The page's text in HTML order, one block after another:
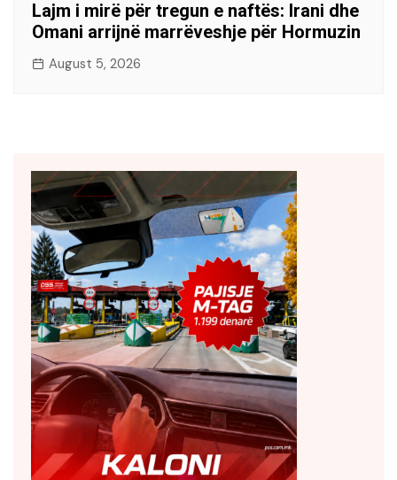
Lajm i mirë për tregun e naftës: Irani dhe
Omani arrijnë marrëveshje për Hormuzin
August 5, 2026